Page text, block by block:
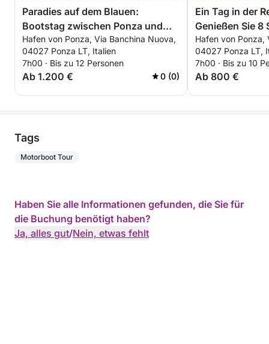
Paradies auf dem Blauen:
Bootstag zwischen Ponza und
Palmarola
Hafen von Ponza, Via Banchina Nuova,
04027 Ponza LT, Italien
7h00 · Bis zu 12 Personen
Ab 1.200 € 0 (0)
Ein Tag in der
Genießen Sie 8
Motorboots.
Hafen von Ponza,
04027 Ponza LT,
7h00 · Bis zu 10
Ab 800 €
Tags
Motorboot Tour
Haben Sie alle Informationen gefunden, die Sie für
die Buchung benötigt haben?
Ja, alles gut/Nein, etwas fehlt